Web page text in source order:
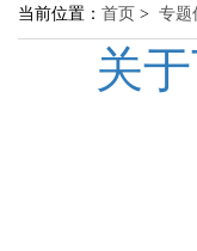
当前位置： 首页 > 专题
关